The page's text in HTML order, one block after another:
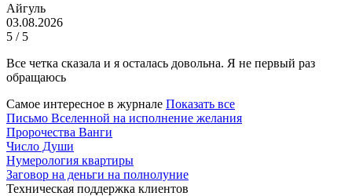
Айгуль
03.08.2026
5 / 5
Все четка сказала и я осталась довольна. Я не первый раз
обращаюсь
Самое интересное в журнале Показать все
Письмо Вселенной на исполнение желания
Пророчества Ванги
Число Души
Нумерология квартиры
Заговор на деньги на полнолуние
Техническая поддержка клиентов